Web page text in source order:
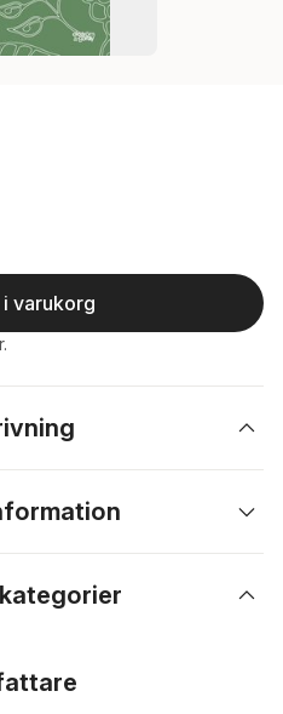
i varukorg